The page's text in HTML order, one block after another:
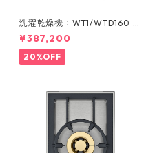
洗濯乾燥機：WT1/WTD160 W
CS
¥387,200
20%OFF